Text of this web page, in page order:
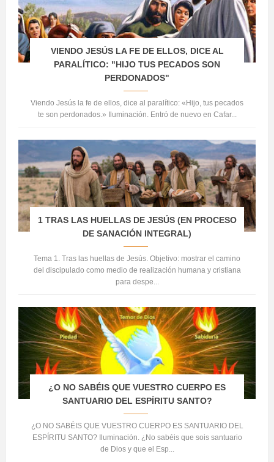
VIENDO JESÚS LA FE DE ELLOS, DICE AL
PARALÍTICO: "HIJO TUS PECADOS SON
PERDONADOS"
Viendo Jesús la fe de ellos, dice al paralítico: «Hijo, tus pecados
te son perdonados.» Iluminación. Entró de nuevo en Cafar...
1 TRAS LAS HUELLAS DE JESÚS (EN PROCESO
DE SANACIÓN INTEGRAL)
Tema 1. Tras las huellas de Jesús. Objetivo: mostrar el camino
del discipulado como medio de realización humana y cristiana
para despe...
¿O NO SABÉIS QUE VUESTRO CUERPO ES
SANTUARIO DEL ESPÍRITU SANTO?
¿O NO SABÉIS QUE VUESTRO CUERPO ES SANTUARIO DEL
ESPÍRITU SANTO? Iluminación. ¿No sabéis que sois santuario
de Dios y que el Esp...